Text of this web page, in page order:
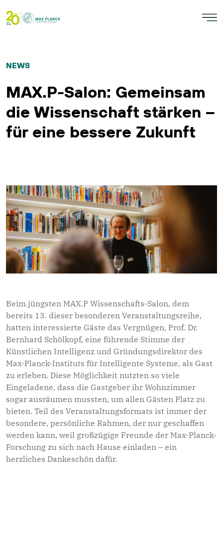
NEWS
MAX.P-Salon: Gemeinsam
die Wissenschaft stärken –
für eine bessere Zukunft
Beim jüngsten MAX.P Wissenschafts-Salon, dem
bereits 13. dieser besonderen Veranstaltungsreihe,
hatten interessierte Gäste das Vergnügen, Prof. Dr.
Bernhard Schölkopf, eine führende Stimme der
Künstlichen Intelligenz und Gründungsdirektor des
Max-Planck-Instituts für Intelligente Systeme, als Gast
zu erleben. Diese Möglichkeit nutzten so viele
Eingeladene, dass die Gastgeber ihr Wohnzimmer
sogar ausräumen mussten, um allen Gästen Platz zu
bieten. Teil des Veranstaltungsformats ist immer der
besondere, persönliche Rahmen, der nur geschaffen
werden kann, weil großzügige Freunde der Max-Planck-
Forschung zu sich nach Hause einladen – ein
herzliches Dankeschön dafür.